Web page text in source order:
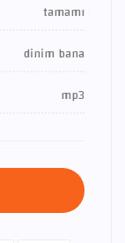
tamamı
dinim bana
mp3